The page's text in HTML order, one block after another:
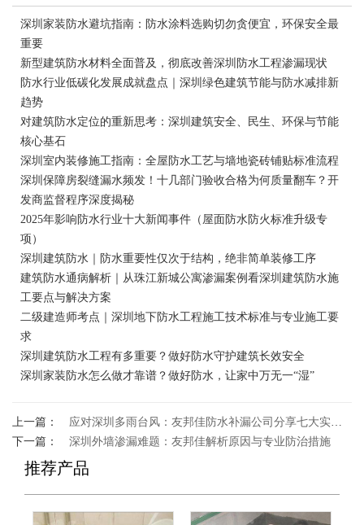
深圳家装防水避坑指南：防水涂料选购切勿贪便宜，环保安全最
重要
新型建筑防水材料全面普及，彻底改善深圳防水工程渗漏现状
防水行业低碳化发展成就盘点｜深圳绿色建筑节能与防水减排新
趋势
对建筑防水定位的重新思考：深圳建筑安全、民生、环保与节能
核心基石
深圳室内装修施工指南：全屋防水工艺与墙地瓷砖铺贴标准流程
深圳保障房裂缝漏水频发！十几部门验收合格为何质量翻车？开
发商监督程序深度揭秘
2025年影响防水行业十大新闻事件（屋面防水防火标准升级专
项）
深圳建筑防水｜防水重要性仅次于结构，绝非简单装修工序
建筑防水通病解析｜从珠江新城公寓渗漏案例看深圳建筑防水施
工要点与解决方案
二级建造师考点｜深圳地下防水工程施工技术标准与专业施工要
求
深圳建筑防水工程有多重要？做好防水守护建筑长效安全
深圳家装防水怎么做才靠谱？做好防水，让家中万无一“湿”
上一篇：
应对深圳多雨台风：友邦佳防水补漏公司分享七大实用防水技巧
下一篇：
深圳外墙渗漏难题：友邦佳解析原因与专业防治措施
推荐产品